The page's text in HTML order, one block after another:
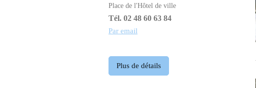
Place de l'Hôtel de ville
Tél. 02 48 60 63 84
Par email
Plus de détails